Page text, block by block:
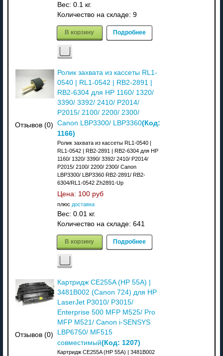
Вес: 0.1 кг.
Количество на складе: 9
В корзину Подробнее
Отзывов (0)
Ролик захвата из кассеты RL1-
0540 | RL1-0542 | RB2-2891 |
RB2-6304 для HP 1160/ 1320/
3390/ 3392/ 2410/ P2014/
P2015/ 2100/ 2200/ 2300/
Canon LBP3300/ LBP3360(Код:
1166)
Ролик захвата из кассеты RL1-0540 |
RL1-0542 | RB2-2891 | RB2-6304 для HP
1160/ 1320/ 3390/ 3392/ 2410/ P2014/
P2015/ 2100/ 2200/ 2300/ Canon
LBP3300/ LBP3360 RB2-2891/ RB2-
6304/RL1-0542 Zh2891-Up
Цена: 100 руб
плюс доставка
Вес: 0.01 кг.
Количество на складе: 641
В корзину Подробнее
Отзывов (0)
Картридж CE255A (HP 55A) |
3481B002 (Canon 724) для HP
LaserJet P3010/ P3015/
Enterprise 500 MFP M525/ Pro
MFP M521/ Canon i-SENSYS
LBP6750/ MF515
совместимый(Код: 1207)
Картридж CE255A (HP 55A) | 3481B002